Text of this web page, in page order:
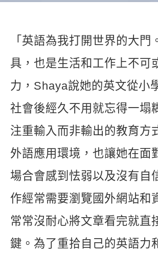
「英語為我打開世界的大門
具，也是生活和工作上不可
力，Shaya說她的英文從小
社會後經久不用就忘得一塌
注重輸入而非輸出的教育方
外語應用環境，也讓她在面
場合會感到怯弱以及沒有自
作經常需要瀏覽國外網站和
常常沒耐心將文章看完就直
鍵。為了重拾自己的英語力